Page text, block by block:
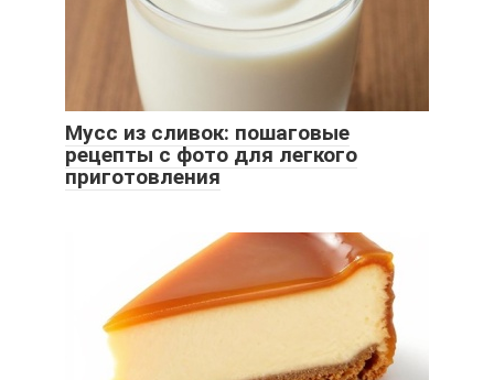
Мусс из сливок: пошаговые
рецепты с фото для легкого
приготовления